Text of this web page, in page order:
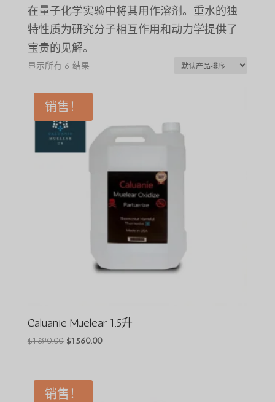
在量子化学实验中将其用作溶剂。重水的独
特性质为研究分子相互作用和动力学提供了
宝贵的见解。
显示所有 6 结果
销售！
Caluanie Muelear 1.5升
$1,890.00 原
$1,890.00。
$1,560.00目
销售！